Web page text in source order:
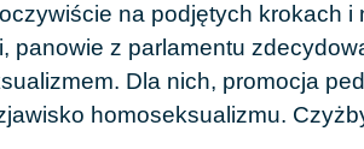
na podjętych krokach
panowie z parlamentu
Dla nich, promocja
homoseksualizmu.